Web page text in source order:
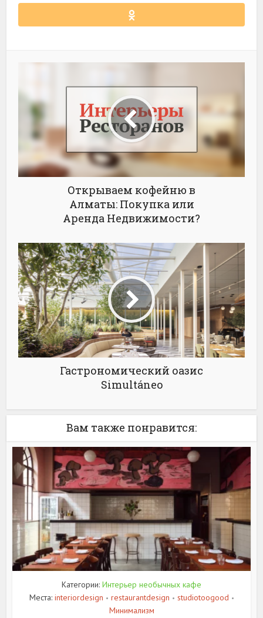
Открываем кофейню в
Алматы: Покупка или
Аренда Недвижимости?
Гастрономический оазис
Simultáneo
Вам также понравится:
Категории: Интерьер необычных кафе
Места: interiordesign • restaurantdesign • studiotoogood •
Минимализм